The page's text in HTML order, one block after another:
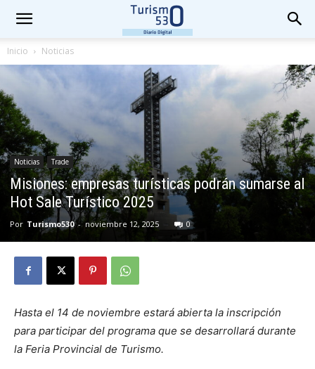
Inicio Noticias
Noticias Trade
Misiones: empresas turísticas podrán sumarse al
Hot Sale Turístico 2025
Por Turismo530 - noviembre 12, 2025 0
Hasta el 14 de noviembre estará abierta la inscripción
para participar del programa que se desarrollará durante
la Feria Provincial de Turismo.